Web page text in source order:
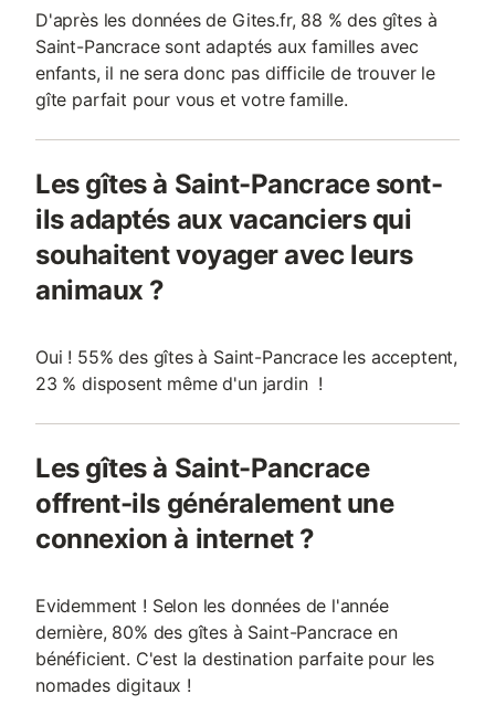
D'après les données de Gites.fr, 88 % des gîtes à
Saint-Pancrace sont adaptés aux familles avec
enfants, il ne sera donc pas difficile de trouver le
gîte parfait pour vous et votre famille.
Les gîtes à Saint-Pancrace sont-
ils adaptés aux vacanciers qui
souhaitent voyager avec leurs
animaux ?
Oui ! 55% des gîtes à Saint-Pancrace les acceptent,
23 % disposent même d'un jardin !
Les gîtes à Saint-Pancrace
offrent-ils généralement une
connexion à internet ?
Evidemment ! Selon les données de l'année
dernière, 80% des gîtes à Saint-Pancrace en
bénéficient. C'est la destination parfaite pour les
nomades digitaux !